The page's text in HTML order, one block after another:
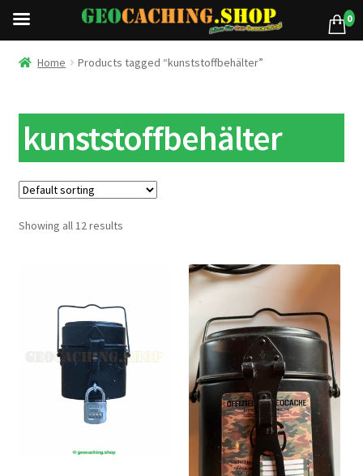
Home Products tagged “kunststoffbehälter”
kunststoffbehälter
Showing all 12 results
0